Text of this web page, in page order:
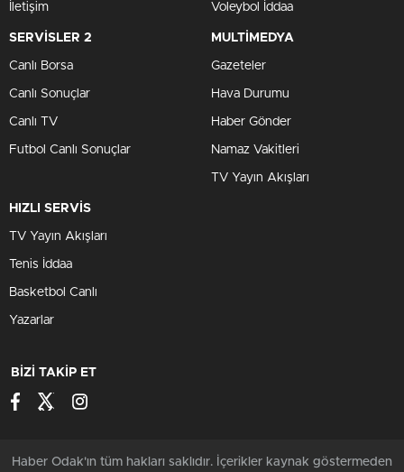
İletişim Voleybol İddaa
SERVİSLER 2
Canlı Borsa
Canlı Sonuçlar
Canlı TV
Futbol Canlı Sonuçlar
MULTİMEDYA
Gazeteler
Hava Durumu
Haber Gönder
Namaz Vakitleri
TV Yayın Akışları
HIZLI SERVİS
TV Yayın Akışları
Tenis İddaa
Basketbol Canlı
Yazarlar
BİZİ TAKİP ET
Haber Odak'ın tüm hakları saklıdır. İçerikler kaynak göstermeden